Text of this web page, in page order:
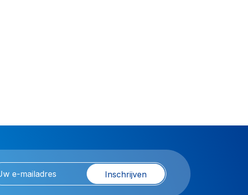
Inschrijven